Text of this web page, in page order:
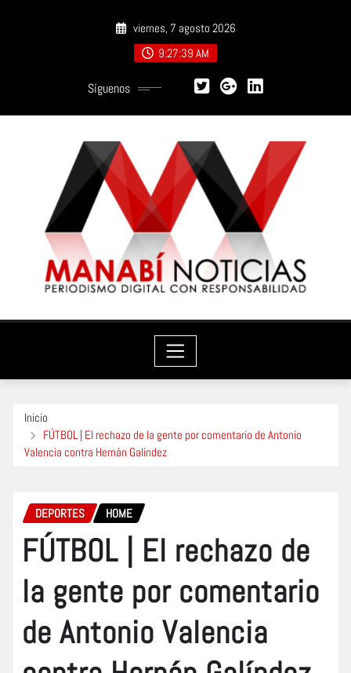
viernes, 7 agosto 2026
9:27:40 AM
Síguenos
Inicio
FÚTBOL | El rechazo de la gente por comentario de Antonio
Valencia contra Hernán Galíndez
DEPORTES HOME
FÚTBOL | El rechazo de
la gente por comentario
de Antonio Valencia